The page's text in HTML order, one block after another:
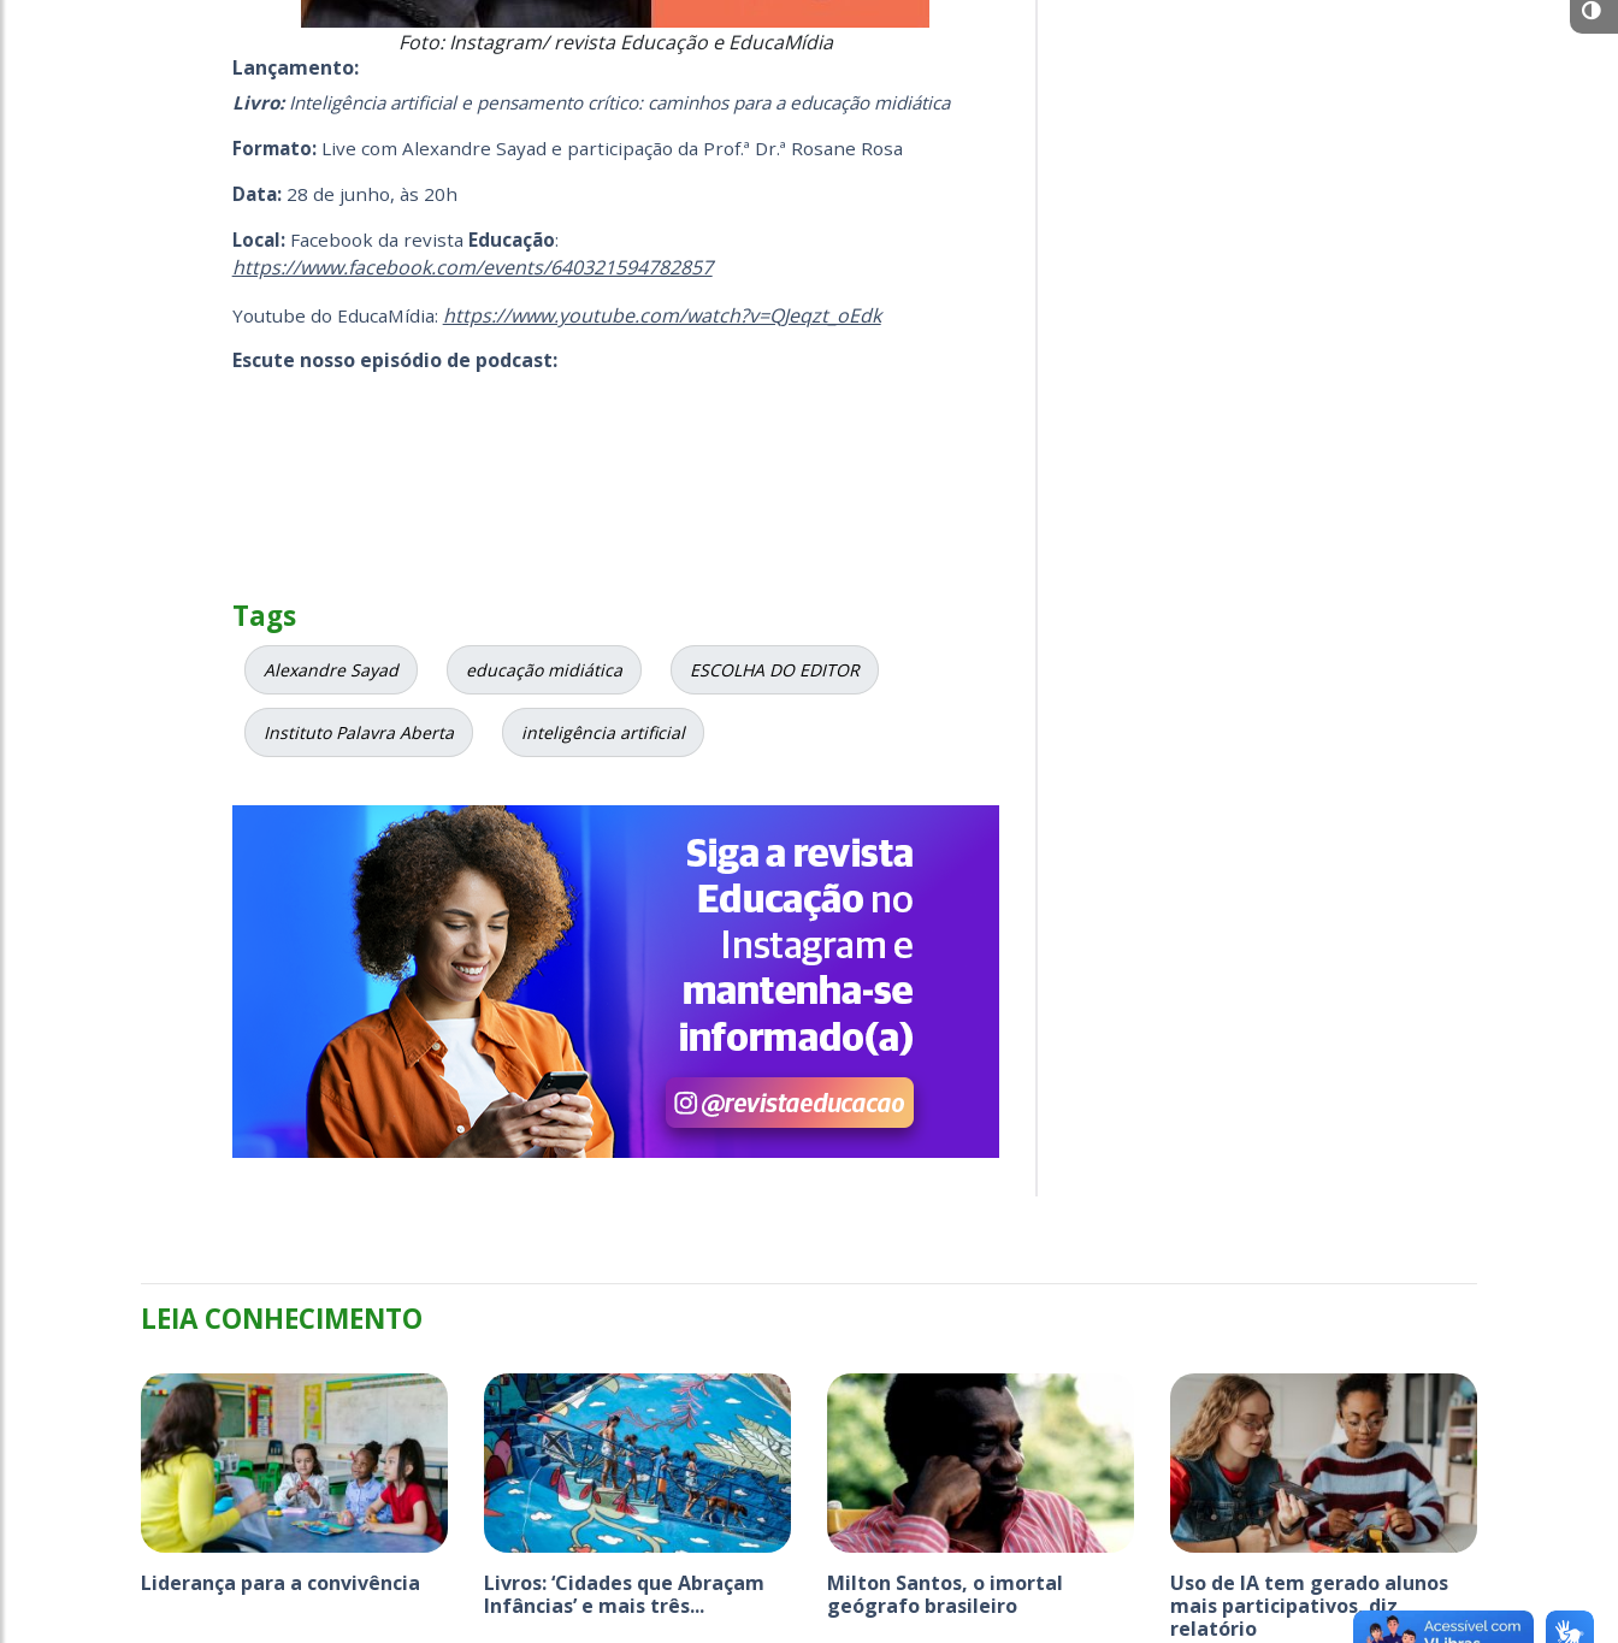
Foto: Instagram/ revista Educação e EducaMídia
Lançamento:
Livro: Inteligência artificial e pensamento crítico: caminhos para a educação midiática
Formato:Live com Alexandre Sayad e participação da Prof.ª Dr.ª Rosane Rosa
Data:28 de junho, às 20h
Local:Facebook da revista Educação:
https://www.facebook.com/events/640321594782857
Youtube do EducaMídia: https://www.youtube.com/watch?v=QJeqzt_oEdk
Escute nosso episódio de podcast:
Tags
Alexandre Sayad educação midiática ESCOLHA DO EDITOR
Instituto Palavra Aberta inteligência artificial
LEIA CONHECIMENTO
Liderança para a convivência
Livros: ‘Cidades que Abraçam
Infâncias’ e mais três...
Milton Santos, o imortal
geógrafo brasileiro
Uso de IA tem gerado alunos
mais participativos, diz
relatório